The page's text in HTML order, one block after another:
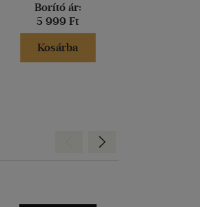
Borító ár:
5 999 Ft
Kosárba
Előre